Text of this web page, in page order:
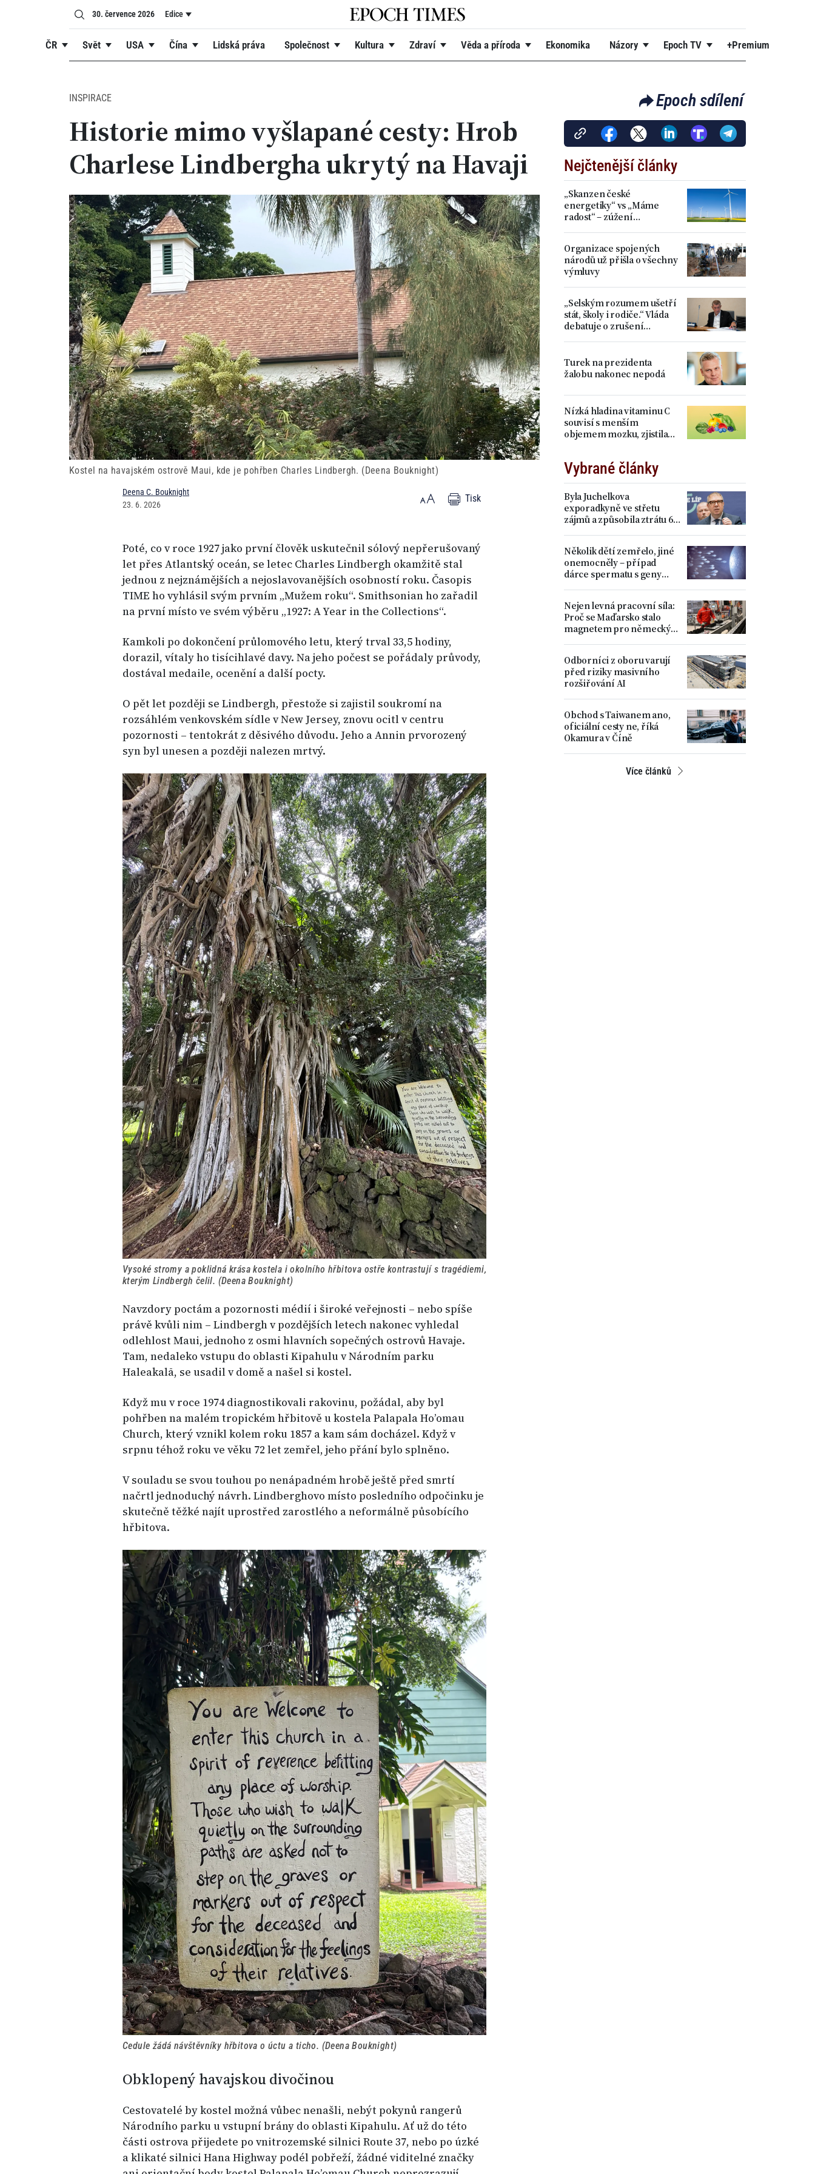
30. července 2026 Edice
ČR Svět USA Čína Lidská práva Společnost Kultura Zdraví Věda a příroda Ekonomika Názory Epoch TV +Premium
INSPIRACE
Historie mimo vyšlapané cesty: Hrob
Charlese Lindbergha ukrytý na Havaji
Kostel na havajském ostrově Maui, kde je pohřben Charles Lindbergh. (Deena Bouknight)
Deena C. Bouknight
23. 6. 2026
Tisk
Poté, co v roce 1927 jako první člověk uskutečnil sólový nepřerušovaný
let přes Atlantský oceán, se letec Charles Lindbergh okamžitě stal
jednou z nejznámějších a nejoslavovanějších osobností roku. Časopis
TIME ho vyhlásil svým prvním „Mužem roku“. Smithsonian ho zařadil
na první místo ve svém výběru „1927: A Year in the Collections“.
Kamkoli po dokončení průlomového letu, který trval 33,5 hodiny,
dorazil, vítaly ho tisícihlavé davy. Na jeho počest se pořádaly průvody,
dostával medaile, ocenění a další pocty.
O pět let později se Lindbergh, přestože si zajistil soukromí na
rozsáhlém venkovském sídle v New Jersey, znovu ocitl v centru
pozornosti – tentokrát z děsivého důvodu. Jeho a Annin prvorozený
syn byl unesen a později nalezen mrtvý.
Vysoké stromy a poklidná krása kostela i okolního hřbitova ostře kontrastují s tragédiemi,
kterým Lindbergh čelil. (Deena Bouknight)
Navzdory poctám a pozornosti médií i široké veřejnosti – nebo spíše
právě kvůli nim – Lindbergh v pozdějších letech nakonec vyhledal
odlehlost Maui, jednoho z osmi hlavních sopečných ostrovů Havaje.
Tam, nedaleko vstupu do oblasti Kīpahulu v Národním parku
Haleakalā, se usadil v domě a našel si kostel.
Když mu v roce 1974 diagnostikovali rakovinu, požádal, aby byl
pohřben na malém tropickém hřbitově u kostela Palapala Ho’omau
Church, který vznikl kolem roku 1857 a kam sám docházel. Když v
srpnu téhož roku ve věku 72 let zemřel, jeho přání bylo splněno.
V souladu se svou touhou po nenápadném hrobě ještě před smrtí
načrtl jednoduchý návrh. Lindberghovo místo posledního odpočinku je
skutečně těžké najít uprostřed zarostlého a neformálně působícího
hřbitova.
Cedule žádá návštěvníky hřbitova o úctu a ticho. (Deena Bouknight)
Obklopený havajskou divočinou
Cestovatelé by kostel možná vůbec nenašli, nebýt pokynů rangerů
Národního parku u vstupní brány do oblasti Kīpahulu. Ať už do této
části ostrova přijedete po vnitrozemské silnici Route 37, nebo po úzké
a klikaté silnici Hana Highway podél pobřeží, žádné viditelné značky
Epoch sdílení
Nejčtenější články
„Skanzen české
energetiky“ vs „Máme
radost“ – zúžení
Organizace spojených
národů už přišla o všechny
výmluvy
„Selským rozumem ušetří
stát, školy i rodiče.“ Vláda
debatuje o zrušení
Turek na prezidenta
žalobu nakonec nepodá
Nízká hladina vitaminu C
souvisí s menším
objemem mozku, zjistila
Vybrané články
Byla Juchelkova
exporadkyně ve střetu
zájmů a způsobila ztrátu 64
ministr
Několik dětí zemřelo, jiné
onemocněly – případ
dárce spermatu s geny
Nejen levná pracovní síla:
Proč se Maďarsko stalo
magnetem pro německý
Odborníci z oboru varují
před riziky masivního
rozšiřování AI
Obchod s Taiwanem ano,
oficiální cesty ne, říká
Okamura v Číně
Více článků